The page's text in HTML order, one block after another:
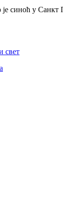
синоћ у
свет